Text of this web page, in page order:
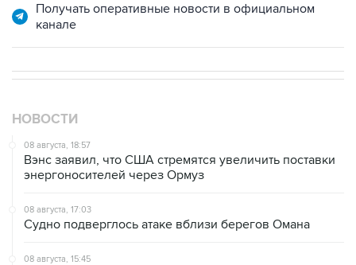
Получать оперативные новости в официальном
канале
НОВОСТИ
08 августа, 18:57
Вэнс заявил, что США стремятся увеличить поставки
энергоносителей через Ормуз
08 августа, 17:03
Судно подверглось атаке вблизи берегов Омана
08 августа, 15:45